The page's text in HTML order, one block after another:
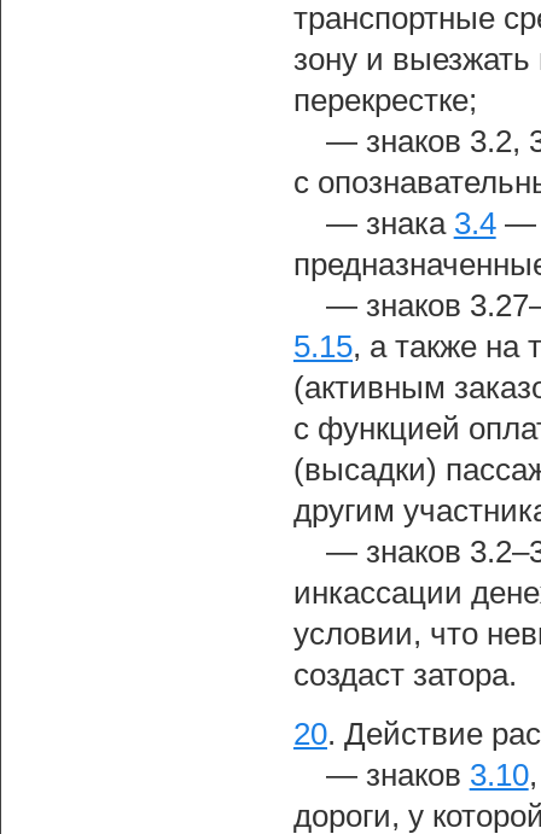
транспортные
зону и
перекрестке;
— знаков 3.2,
с
— знака 3.4—
— знаков
5.15, а также на
(активным
с функцией
(высадки)
другим
— знаков
инкассации
условии, что
создаст затора.
20. Действие
— знаков 3.10
дороги, у